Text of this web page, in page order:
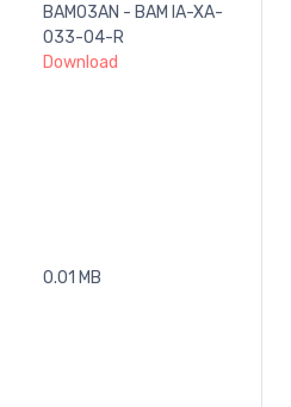
BAM03AN - BAM IA-XA-
033-04-R
Download
0.01 MB